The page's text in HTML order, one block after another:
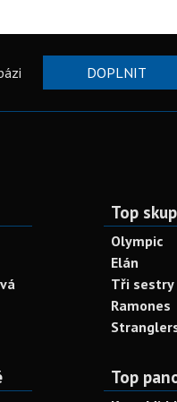
DOPLNIT
Top
Olympic
Elán
Tři sestry
Ramones
Top